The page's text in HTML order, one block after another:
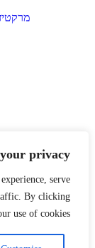
privacy
serve
By clicking
use of cookies.